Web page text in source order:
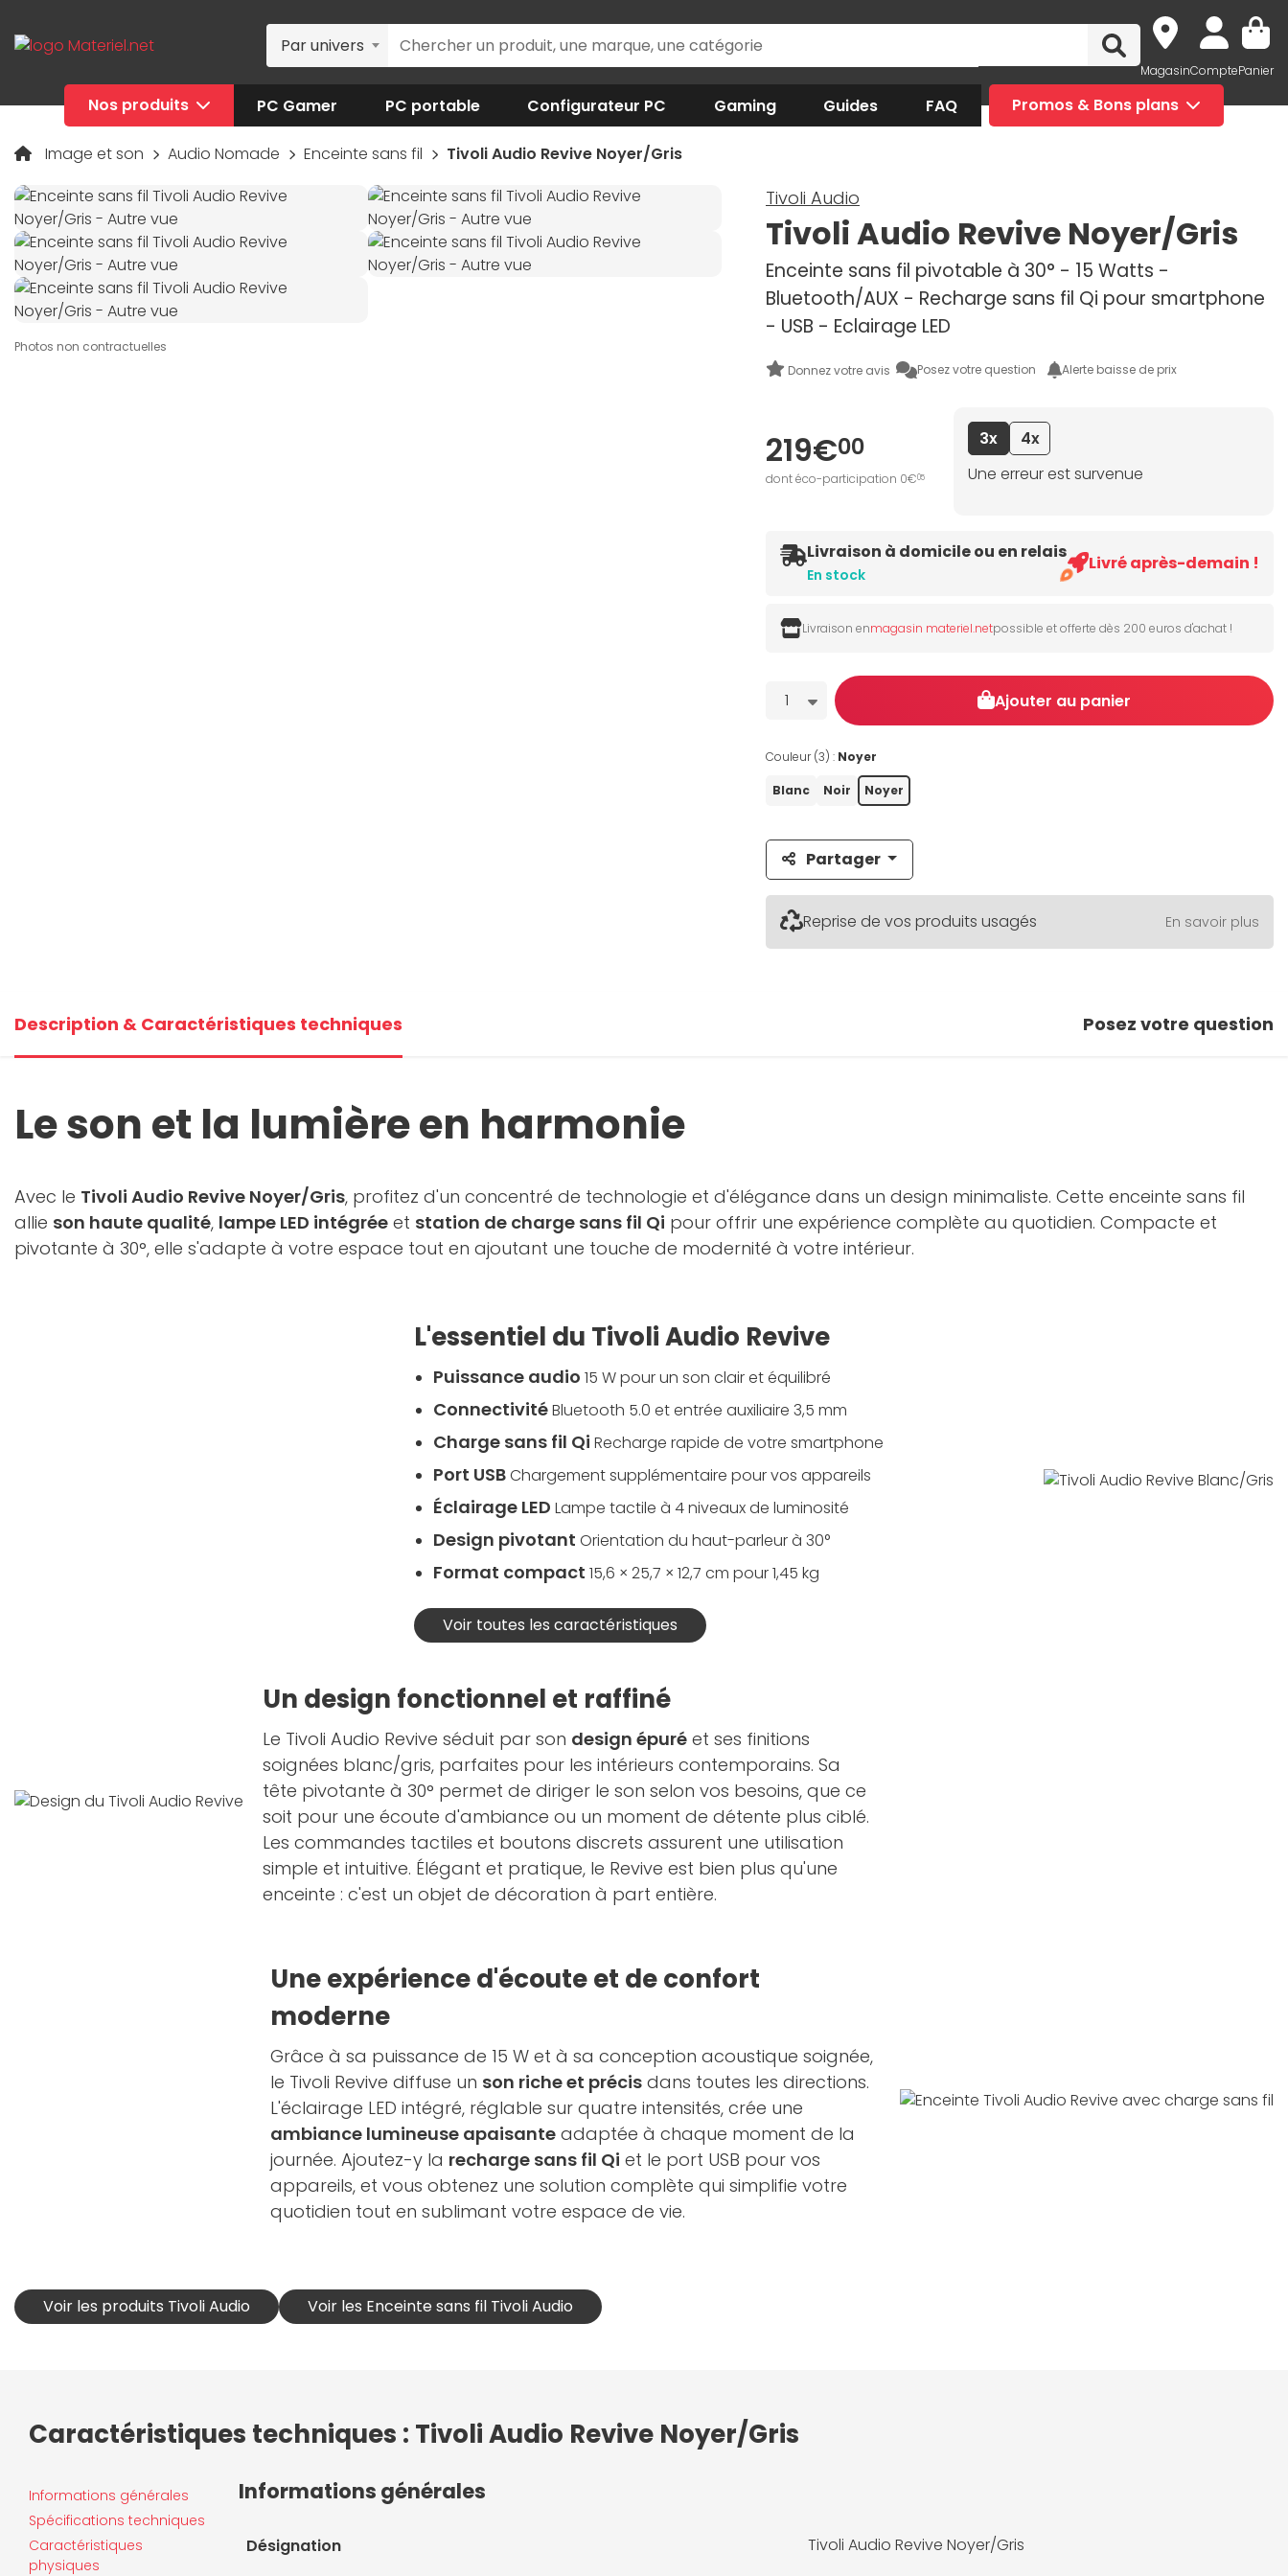
Par univers
MagasinComptePanier
Nos produits PC Gamer PC portable Configurateur PC Gaming Guides FAQ Promos & Bons plans
Image et son Audio Nomade Enceinte sans fil Tivoli Audio Revive Noyer/Gris
Photos non contractuelles
Tivoli Audio
Tivoli Audio Revive Noyer/Gris
Enceinte sans fil pivotable à 30° - 15 Watts -
Bluetooth/AUX - Recharge sans fil Qi pour smartphone
- USB - Eclairage LED
Donnez votre avis Posez votre question Alerte baisse de prix
219€00
dont éco-participation 0€05
3x
4x
Une erreur est survenue
Livraison à domicile ou en relais
En stock
Livré après-demain !
Livraison enmagasin materiel.netpossible et offerte dès 200 euros d'achat !
Quantité
1 Ajouter au panier
Couleur (3) : Noyer
Blanc Noir Noyer
Partager
Reprise de vos produits usagés En savoir plus
Description & Caractéristiques techniques Posez votre question
Le son et la lumière en harmonie
Avec le Tivoli Audio Revive Noyer/Gris, profitez d'un concentré de technologie et d'élégance dans un design minimaliste. Cette enceinte sans fil
allie son haute qualité, lampe LED intégrée et station de charge sans fil Qi pour offrir une expérience complète au quotidien. Compacte et
pivotante à 30°, elle s'adapte à votre espace tout en ajoutant une touche de modernité à votre intérieur.
L'essentiel du Tivoli Audio Revive
Puissance audio 15 W pour un son clair et équilibré
ConnectivitéBluetooth 5.0 et entrée auxiliaire 3,5 mm
Charge sans fil Qi Recharge rapide de votre smartphone
Port USBChargement supplémentaire pour vos appareils
Éclairage LED Lampe tactile à 4 niveaux de luminosité
Design pivotant Orientation du haut-parleur à 30°
Format compact 15,6 × 25,7 × 12,7 cm pour 1,45 kg
Voir toutes les caractéristiques
Un design fonctionnel et raffiné
Le Tivoli Audio Revive séduit par son design épuré et ses finitions
soignées blanc/gris, parfaites pour les intérieurs contemporains. Sa
tête pivotante à 30° permet de diriger le son selon vos besoins, que ce
soit pour une écoute d'ambiance ou un moment de détente plus ciblé.
Les commandes tactiles et boutons discrets assurent une utilisation
simple et intuitive. Élégant et pratique, le Revive est bien plus qu'une
enceinte : c'est un objet de décoration à part entière.
Une expérience d'écoute et de confort
moderne
Grâce à sa puissance de 15 W et à sa conception acoustique soignée,
le Tivoli Revive diffuse un son riche et précis dans toutes les directions.
L'éclairage LED intégré, réglable sur quatre intensités, crée une
ambiance lumineuse apaisante adaptée à chaque moment de la
journée. Ajoutez-y la recharge sans fil Qi et le port USB pour vos
appareils, et vous obtenez une solution complète qui simplifie votre
quotidien tout en sublimant votre espace de vie.
Voir les produits Tivoli Audio Voir les Enceinte sans fil Tivoli Audio
Caractéristiques techniques : Tivoli Audio Revive Noyer/Gris
Informations générales
Spécifications techniques
Caractéristiques
physiques
Informations générales
Désignation Tivoli Audio Revive Noyer/Gris